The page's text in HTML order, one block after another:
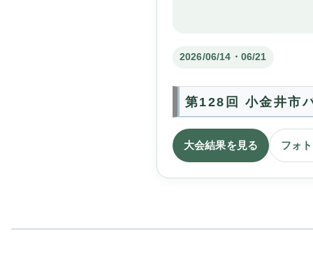
2026/06/14・06/21
第128回 小金井市
大会結果を見る フォ